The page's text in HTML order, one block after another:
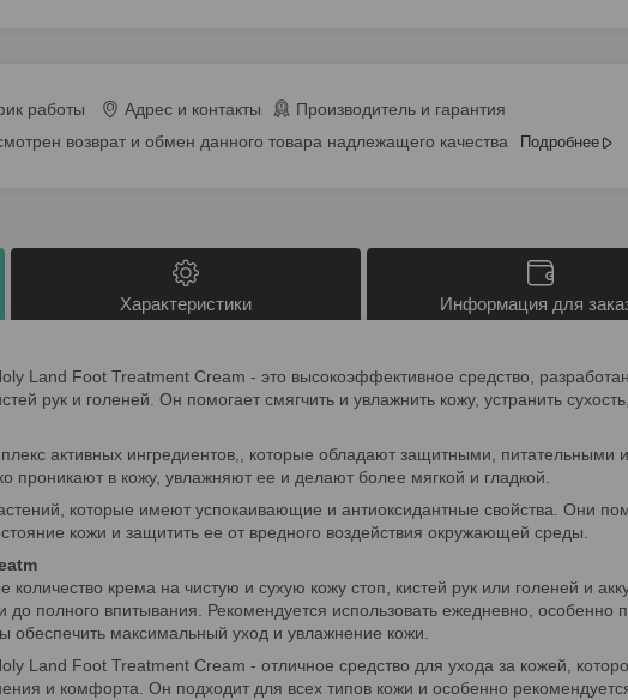
работы Адрес и контакты
Производитель и гарантия
возврат и обмен данного товара надлежащего качества
Подробнее
Характеристики Информация для
Land Foot Treatment Cream - это высокоэффективное средство,
рук и голеней. Он помогает смягчить и увлажнить кожу, устранить сухость,
активных ингредиентов,, которые обладают защитными, питательными и
проникают в кожу, увлажняют ее и делают более мягкой и гладкой.
которые имеют успокаивающие и антиоксидантные свойства. Они
кожи и защитить ее от вредного воздействия окружающей среды.
крема на чистую и сухую кожу стоп, кистей рук или голеней и
полного впитывания. Рекомендуется использовать ежедневно, особенно
обеспечить максимальный уход и увлажнение кожи.
Land Foot Treatment Cream - отличное средство для ухода за кожей,
и комфорта. Он подходит для всех типов кожи и особенно